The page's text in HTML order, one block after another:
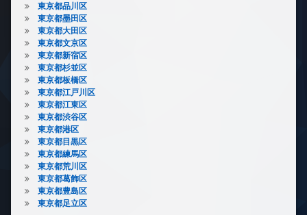
東京都品川区
東京都墨田区
東京都大田区
東京都文京区
東京都新宿区
東京都杉並区
東京都板橋区
東京都江戸川区
東京都江東区
東京都渋谷区
東京都港区
東京都目黒区
東京都練馬区
東京都荒川区
東京都葛飾区
東京都豊島区
東京都足立区